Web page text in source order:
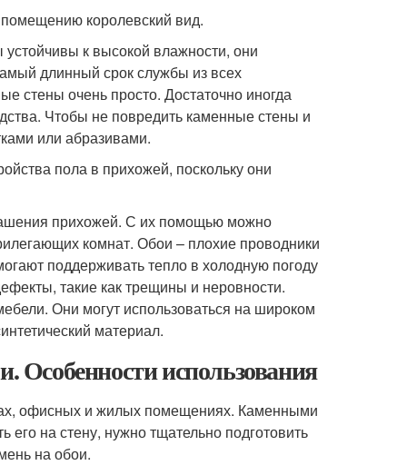
королевский вид.
к высокой влажности, они
длинный срок службы из всех
стены очень просто. Достаточно иногда
Чтобы не повредить каменные стены и
или абразивами.
пола в прихожей, поскольку они
прихожей. С их помощью можно
комнат. Обои – плохие проводники
поддерживать тепло в холодную погоду
такие как трещины и неровности.
Они могут использоваться на широком
материал.
Особенности использования
офисных и жилых помещениях. Каменными
на стену, нужно тщательно подготовить
на обои.